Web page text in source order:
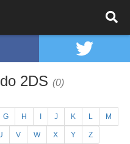
2DS (0)
G H J K L M
V W X Y Z